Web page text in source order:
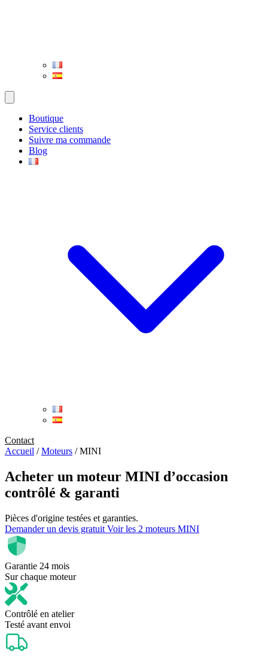
Boutique
Service clients
Suivre ma commande
Blog
Contact
Accueil / Moteurs / MINI
Acheter un moteur MINI d’occasion
contrôlé & garanti
Pièces d'origine testées et garanties.
Demander un devis gratuit Voir les 2 moteurs MINI
Garantie 24 mois
Sur chaque moteur
Contrôlé en atelier
Testé avant envoi